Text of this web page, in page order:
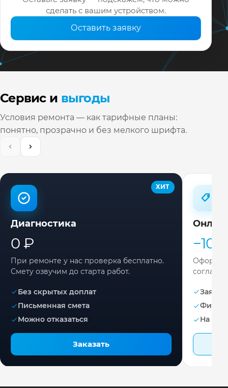
сделать с вашим устройством.
Оставить заявку
Сервис и выгоды
Условия ремонта — как тарифные планы:
понятно, прозрачно и без мелкого шрифта.
ХИТ
Диагностика
0 ₽
При ремонте у нас проверка бесплатно.
Смету озвучим до старта работ.
Без скрытых доплат
Письменная смета
Можно отказаться
Заказать
−10%
Заявка
На